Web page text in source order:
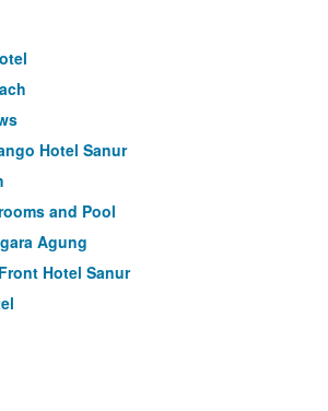
Hotel Sanur
and Pool
Agung
Hotel Sanur